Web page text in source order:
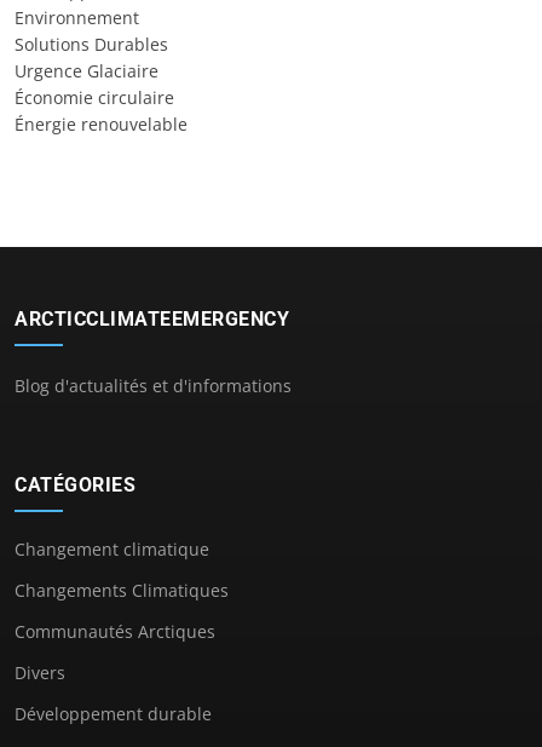
Environnement
Solutions Durables
Urgence Glaciaire
Économie circulaire
Énergie renouvelable
ARCTICCLIMATEEMERGENCY
Blog d'actualités et d'informations
CATÉGORIES
Changement climatique
Changements Climatiques
Communautés Arctiques
Divers
Développement durable